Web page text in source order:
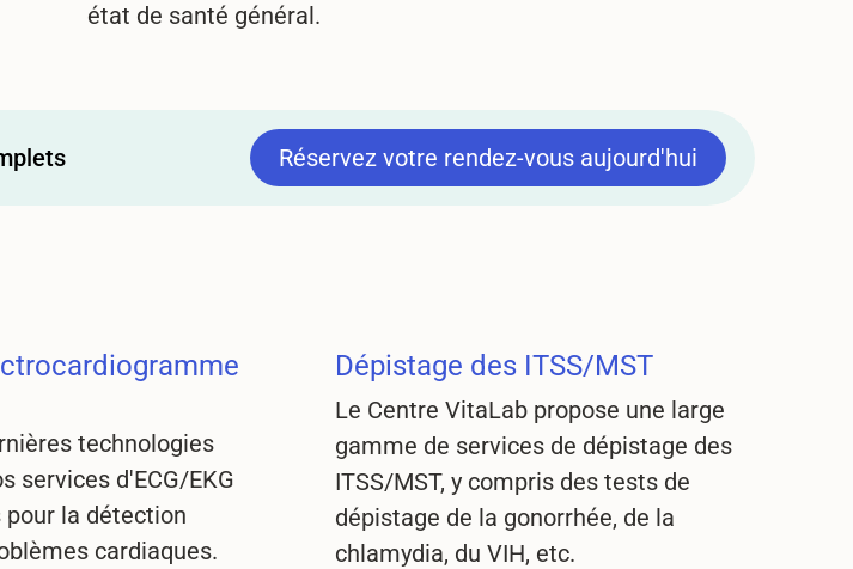
état de santé général.
Réservez votre rendez-vous aujourd'hui
Réservez votre rendez-vous aujourd'hui
technologies
services d'ECG/EKG
la détection
cardiaques.
Dépistage des ITSS/MST
Le Centre VitaLab propose une large
gamme de services de dépistage des
ITSS/MST, y compris des tests de
dépistage de la gonorrhée, de la
chlamydia, du VIH, etc.